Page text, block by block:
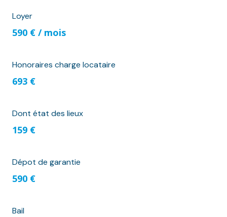
Loyer
590 € / mois
Honoraires charge locataire
693 €
Dont état des lieux
159 €
Dépot de garantie
590 €
Bail